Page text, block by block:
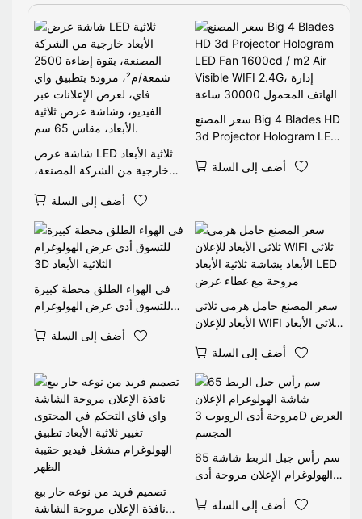
الهولوغرام مشغل فيديو حقيبة
الظهر
شاشة عرض LED ثلاثية الأبعاد
خارجية من الشركة المصنعة،
مزودة بتطبيق واي فاي، لعرض
الإعلانات عبر الفيديو، وشاشة
عرض ثلاثية الأبعاد، مقاس 65
سم.
أضف إلى السلة
سعر المصنع Big 4 Blades HD
3d Projector Hologram LED
WIFI 2.4G، إدارة الهاتف
أضف إلى السلة
في الهواء الطلق محطة كبيرة
للتسوق أدى عرض الهولوغرام
أضف إلى السلة
سعر المصنع حامل هرمي ثلاثي
الأبعاد للإعلان WIFI ثلاثي الأبعاد
مع غطاء عرض
أضف إلى السلة
تصميم فريد من نوعه حار بيع
نافذة الإعلان مروحة الشاشة
65 سم رأس جبل الربط شاشة
الهولوغرام الإعلان مروحة أدى
أضف إلى السلة